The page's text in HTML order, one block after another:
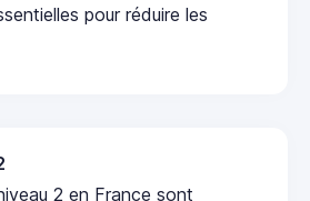
pour réduire les
2 en France sont